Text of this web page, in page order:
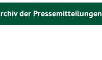
der Pressemitteilungen